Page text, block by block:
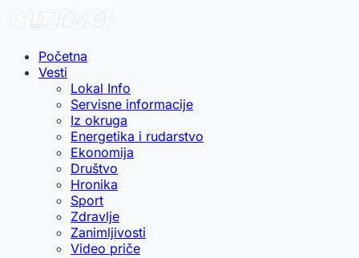
Početna
Vesti
Lokal Info
Servisne informacije
Iz okruga
Energetika i rudarstvo
Ekonomija
Društvo
Hronika
Sport
Zdravlje
Zanimljivosti
Video priče